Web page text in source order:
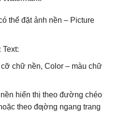
thể đặt ảnh nền – Picture
chữ nền, Color – màu chữ
hiển thị theo đường chéo
theo đƣờng ngang trang